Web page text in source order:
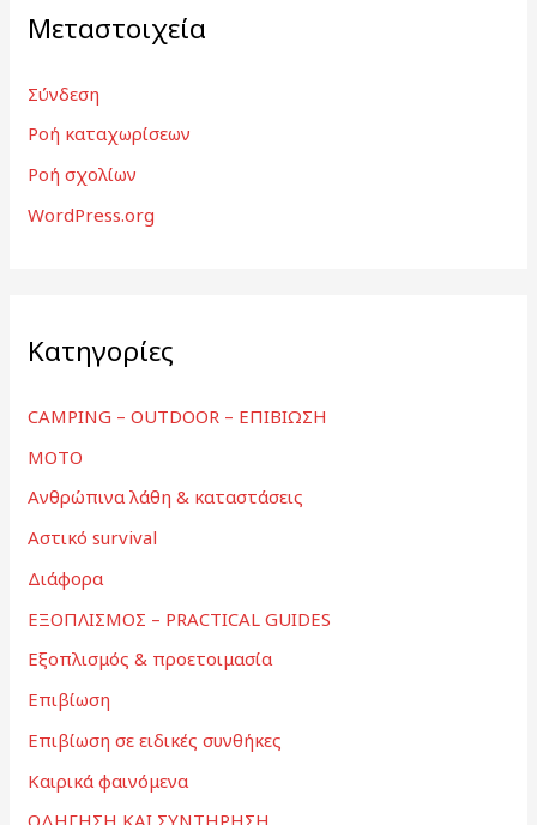
Μεταστοιχεία
Σύνδεση
Ροή καταχωρίσεων
Ροή σχολίων
WordPress.org
Kατηγορίες
CAMPING – OUTDOOR – ΕΠΙΒΙΩΣΗ
MOTO
Ανθρώπινα λάθη & καταστάσεις
Αστικό survival
Διάφορα
ΕΞΟΠΛΙΣΜΟΣ – PRACTICAL GUIDES
Εξοπλισμός & προετοιμασία
Επιβίωση
Επιβίωση σε ειδικές συνθήκες
Καιρικά φαινόμενα